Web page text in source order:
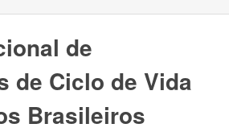
de
de Ciclo de Vida
Brasileiros